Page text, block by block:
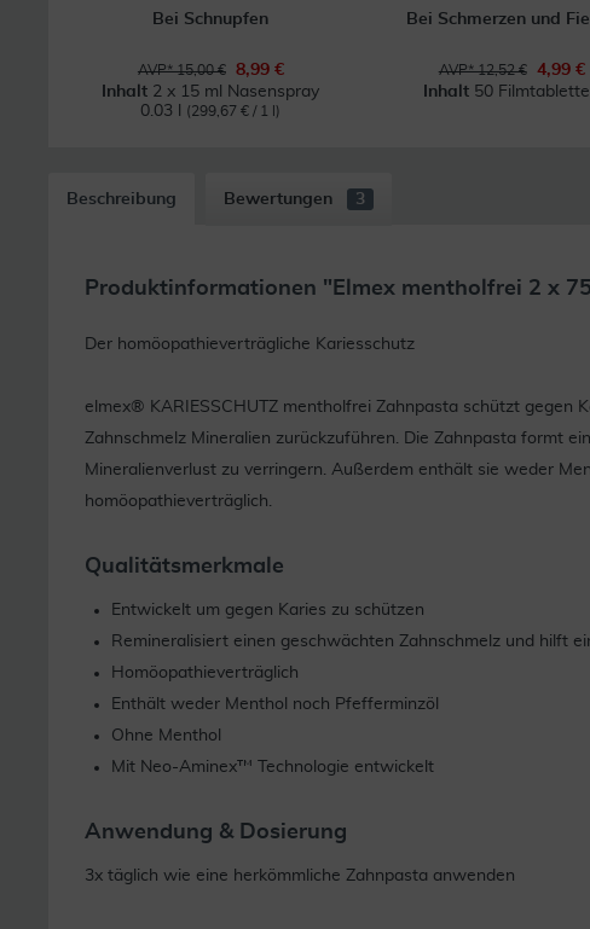
Bei Schnupfen
AVP* 15,00 €
8,99 €
Inhalt 2 x 15 ml Nasenspray
0.03 l
(299,67 € / 1 l)
Bei Schmerzen und
AVP* 12,52 €
4,99 €
Inhalt 50
Beschreibung Bewertungen 3
Produktinformationen "Elmex mentholfrei 2 x
Der homöopathieverträgliche Kariesschutz
elmex® KARIESSCHUTZ mentholfrei Zahnpasta schützt gegen
Zahnschmelz Mineralien zurückzuführen. Die Zahnpasta formt
Mineralienverlust zu verringern. Außerdem enthält sie weder
homöopathieverträglich.
Qualitätsmerkmale
Entwickelt um gegen Karies zu schützen
Remineralisiert einen geschwächten Zahnschmelz und hilft
Homöopathieverträglich
Enthält weder Menthol noch Pfefferminzöl
Ohne Menthol
Mit Neo-Aminex™ Technologie entwickelt
Anwendung & Dosierung
3x täglich wie eine herkömmliche Zahnpasta anwenden